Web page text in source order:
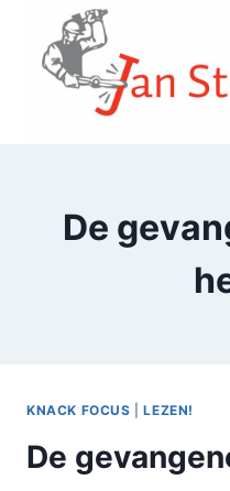
Doorgaan
inhoud
De
KNACK FOCUS |LEZEN!
De